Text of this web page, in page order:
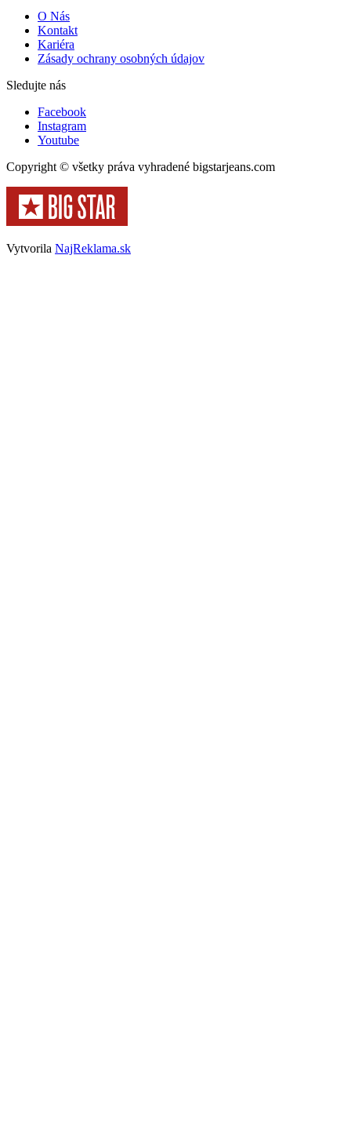
O Nás
Kontakt
Kariéra
Zásady ochrany osobných údajov
Sledujte nás
Facebook
Instagram
Youtube
Copyright © všetky práva vyhradené bigstarjeans.com
Vytvorila NajReklama.sk